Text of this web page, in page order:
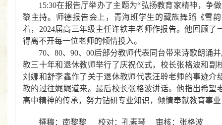
15:30在报告厅举办了主题为“弘扬教育家精神，争
黎主持。 师德报告会上， 青海班学生的藏族舞蹈 《雪韵
着，2024届高三年级主任许铁丰老师作报告。他回顾了
得离不开每一位老师的倾情投入。
70、80、90、00后部分教师代表同台带来诗歌朗诵
教三十年和退休教师举行了庆祝仪式，校长张格波和
刘娜和舒李鑫作了关于退休教师代表汪聆老师的事迹介
教的过往娓娓道来。最后校长张格波讲话。他指出希
高中精神的传承，努力钻研专业知识，倾情奉献教育事
撰稿：南黎黎 校对： 孔素琴 审核：张格波